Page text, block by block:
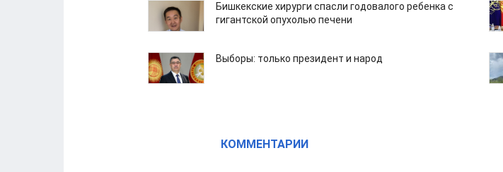
Бишкекские хирурги спасли годовалого ребенка с
гигантской опухолью печени
Выборы: только президент и народ
КОММЕНТАРИИ